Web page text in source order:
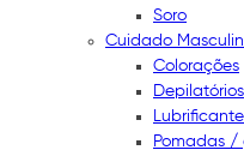
Soro
Cuidado
Colorações
Depilatórios
Pomadas /